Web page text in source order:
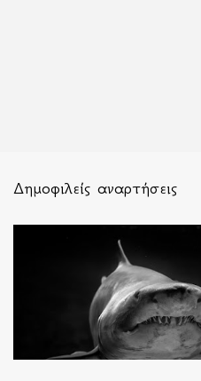
Δημοφιλείς αναρτήσεις